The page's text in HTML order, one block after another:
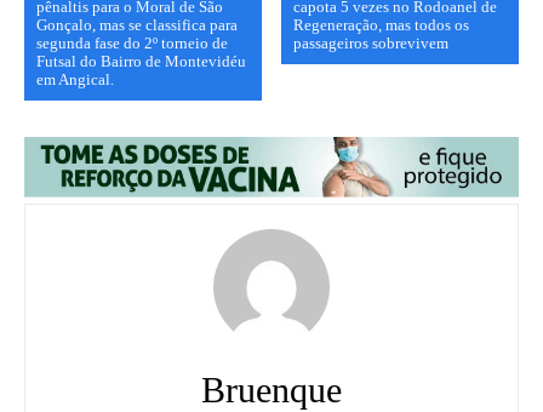
pênaltis para o Moral de São
Gonçalo, mas se classifica para
segunda fase do 2º torneio de
Futsal do Bairro de Montevidéu
em Angical.
capota 5 vezes no Rodoanel de
Regeneração, mas todos os
passageiros sobrevivem
Bruenque